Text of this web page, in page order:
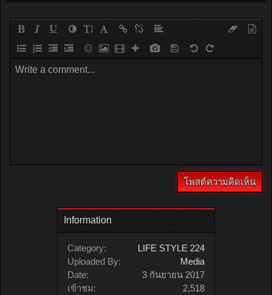
Write a comment...
Information
Category:
LIFE STYLE 224
Uploaded By:
Media
Date:
3 กันยายน 2017
เข้าชม:
2,518